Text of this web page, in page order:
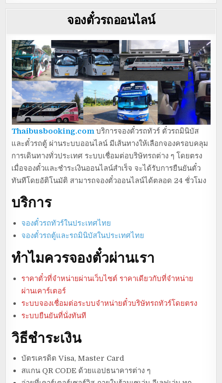
จองตั๋วรถออนไลน์
Thaibusbooking.com บริการจองตั๋วรถทัวร์ ตั๋วรถมินิบัส
และตั๋วรถตู้ ผ่านระบบออนไลน์ มีเส้นทางให้เลือกจองครอบคลุม
การเดินทางทั่วประเทศ ระบบเชื่อมต่อบริษัทรถต่าง ๆ โดยตรง
เมื่อจองตั๋วและชำระเงินออนไลน์สำเร็จ จะได้รับการยืนยันตั๋ว
ทันทีโดยอัติโนมัติ สามารถจองตั๋วออนไลน์ได้ตลอด 24 ชั่วโมง
บริการ
จองตั๋วรถทัวร์ในประเทศไทย
จองตั๋วรถตู้และรถมินิบัสในประเทศไทย
ทำไมควรจองตั๋วผ่านเรา
ราคาตั๋วที่จำหน่ายผ่านเว็บไซต์ ราคาเดียวกับที่จำหน่าย
ผ่านเคาร์เตอร์
ระบบจองเชื่อมต่อระบบจำหน่ายตั๋วบริษัทรถทัวร์โดยตรง
ระบบยืนยันที่นั่งทันที
วิธีชำระเงิน
บัตรเครดิต Visa, Master Card
สแกน QR CODE ด้วยแอปธนาคารต่าง ๆ